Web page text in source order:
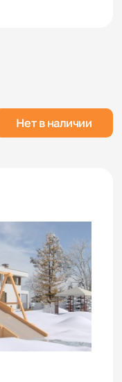
Нет в наличии